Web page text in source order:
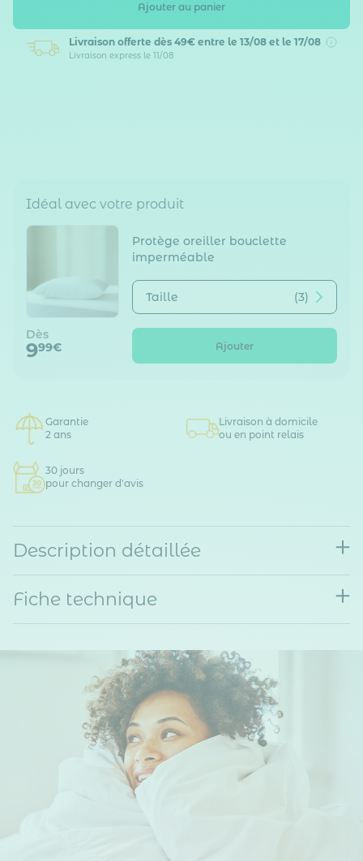
Ajouter au panier
Livraison offerte dès 49€ entre le 13/08 et le 17/08
Livraison express le 11/08
Idéal avec votre produit
Protège oreiller bouclette
imperméable
Taille (3)
Dès
999€ Ajouter
Garantie
2 ans
Livraison à domicile
ou en point relais
30 jours
pour changer d'avis
Description détaillée
Fiche technique